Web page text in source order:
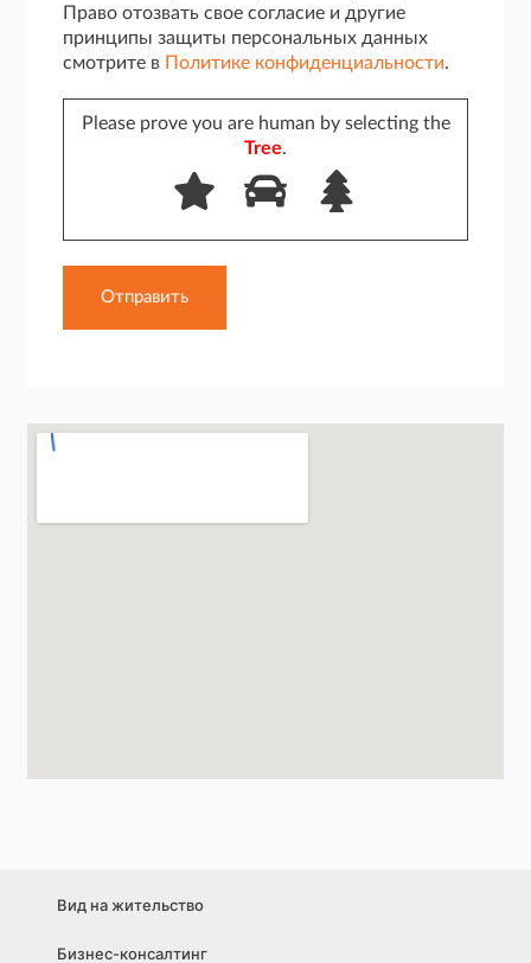
Право отозвать свое согласие и другие
принципы защиты персональных данных
смотрите в
Политике конфиденциальности.
Please prove you are human by selecting the
Tree.
Вид на жительство
Бизнес-консалтинг